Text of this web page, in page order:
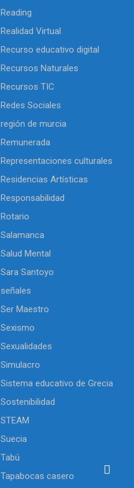
Reading
Realidad Virtual
Recurso educativo digital
Recursos Naturales
Recursos TIC
Redes Sociales
región de murcia
Remunerada
Representaciones culturales
Residencias Artísticas
Responsabilidad
Rotario
Salamanca
Salud Mental
Sara Santoyo
señales
Ser Maestro
Sexismo
Sexualidades
Simulacro
Sistema educativo de Grecia
Sostenibilidad
STEAM
Suecia
Tabú
Tapabocas casero